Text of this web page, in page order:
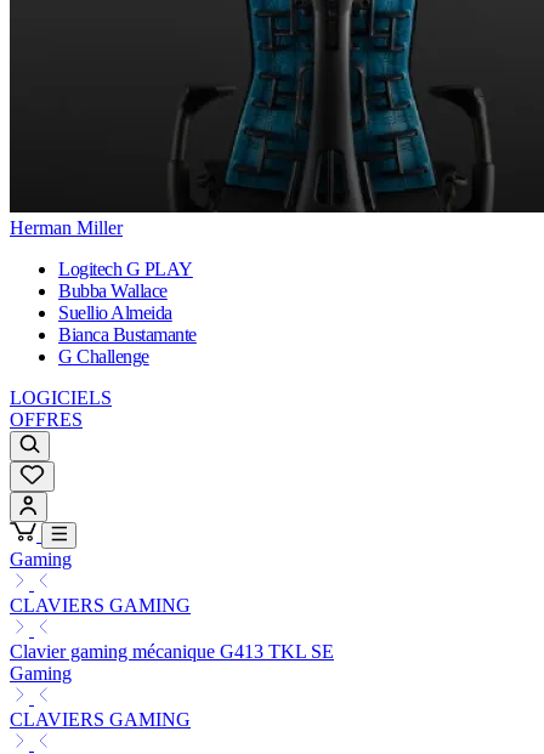
Herman Miller
Logitech G PLAY
Bubba Wallace
Suellio Almeida
Bianca Bustamante
G Challenge
LOGICIELS
OFFRES
Gaming
CLAVIERS GAMING
Clavier gaming mécanique G413 TKL SE
Gaming
CLAVIERS GAMING